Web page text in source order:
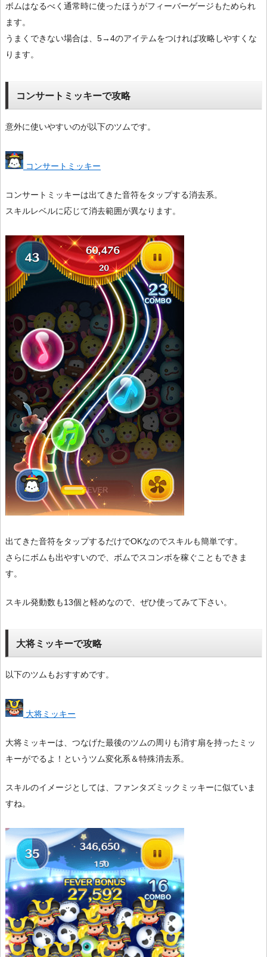
ボムはなるべく通常時に使ったほうがフィーバーゲージもためられ
ます。
うまくできない場合は、5→4のアイテムをつければ攻略しやすくな
ります。
コンサートミッキーで攻略
意外に使いやすいのが以下のツムです。
コンサートミッキー
コンサートミッキーは出てきた音符をタップする消去系。
スキルレベルに応じて消去範囲が異なります。
出てきた音符をタップするだけでOKなのでスキルも簡単です。
さらにボムも出やすいので、ボムでスコンボを稼ぐこともできま
す。
スキル発動数も13個と軽めなので、ぜひ使ってみて下さい。
大将ミッキーで攻略
以下のツムもおすすめです。
大将ミッキー
大将ミッキーは、つなげた最後のツムの周りも消す扇を持ったミッ
キーがでるよ！というツム変化系＆特殊消去系。
スキルのイメージとしては、ファンタズミックミッキーに似ていま
すね。